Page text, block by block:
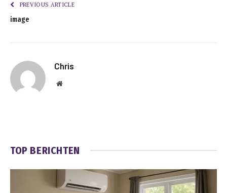
PREVIOUS ARTICLE
image
Chris
Website
TOP BERICHTEN